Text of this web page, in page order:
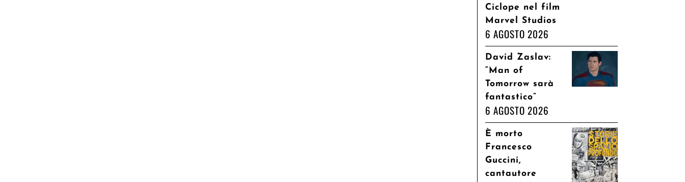
Ciclope nel film
Marvel Studios
6 AGOSTO 2026
David Zaslav:
“Man of
Tomorrow sarà
fantastico”
6 AGOSTO 2026
È morto
Francesco
Guccini,
cantautore